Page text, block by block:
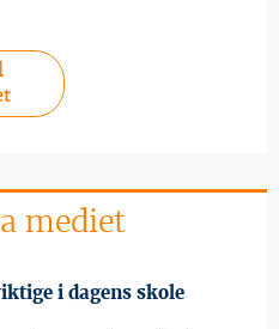
mediet
i dagens skole